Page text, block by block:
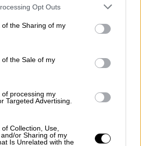
app uses one or more Google
or usage behaviour. You may click to
to Google and its third-party tags to
specified purposes in below Google
Opt Outs
the Sharing of my
the Sale of my
processing my
Targeted Advertising.
Collection, Use,
or Sharing of my
Is Unrelated with the
στάθμευση,
ταχύτητα,
χωρίς άδεια ικανότητας
σε κατάσταση μέθης,
ζώνης ασφαλείας,
οχήματα,
σηματοδότη,